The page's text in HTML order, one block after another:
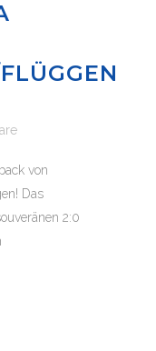
von
Das
2:0